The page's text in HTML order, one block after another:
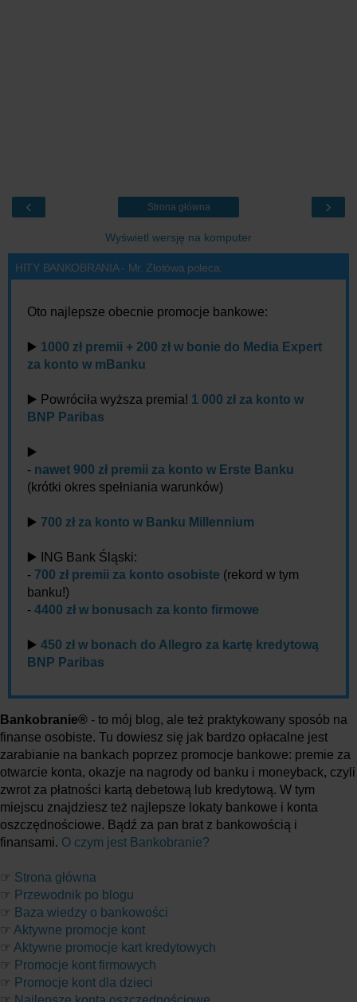
‹ ›
Strona główna
Wyświetl wersję na komputer
HITY BANKOBRANIA - Mr. Złotówa poleca:
Oto najlepsze obecnie promocje bankowe:
▶️ 1000 zł premii + 200 zł w bonie do Media Expert
za konto w mBanku
▶️ Powróciła wyższa premia! 1 000 zł za konto w
BNP Paribas
▶️
- nawet 900 zł premii za konto w Erste Banku
(krótki okres spełniania warunków)
▶️ 700 zł za konto w Banku Millennium
▶️ ING Bank Śląski:
- 700 zł premii za konto osobiste (rekord w tym
banku!)
- 4400 zł w bonusach za konto firmowe
▶️ 450 zł w bonach do Allegro za kartę kredytową
BNP Paribas
Bankobranie® - to mój blog, ale też praktykowany sposób na
finanse osobiste. Tu dowiesz się jak bardzo opłacalne jest
zarabianie na bankach poprzez promocje bankowe: premie za
otwarcie konta, okazje na nagrody od banku i moneyback, czyli
zwrot za płatności kartą debetową lub kredytową. W tym
miejscu znajdziesz też najlepsze lokaty bankowe i konta
oszczędnościowe. Bądź za pan brat z bankowością i
finansami. O czym jest Bankobranie?
☞ Strona główna
☞ Przewodnik po blogu
☞ Baza wiedzy o bankowości
☞ Aktywne promocje kont
☞ Aktywne promocje kart kredytowych
☞ Promocje kont firmowych
☞ Promocje kont dla dzieci